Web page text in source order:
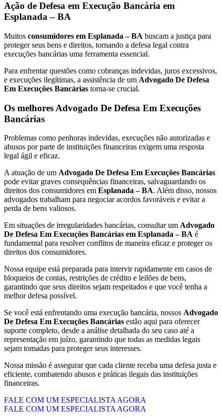
Ação de Defesa em Execução Bancária em
Esplanada – BA
Muitos consumidores em Esplanada – BA buscam a justiça para
proteger seus bens e direitos, tornando a defesa legal contra
execuções bancárias uma ferramenta essencial.
Para enfrentar questões como cobranças indevidas, juros excessivos,
e execuções ilegítimas, a assistência de um Advogado De Defesa
Em Execuções Bancárias torna-se crucial.
Os melhores Advogado De Defesa Em Execuções
Bancárias
Problemas como penhoras indevidas, execuções não autorizadas e
abusos por parte de instituições financeiras exigem uma resposta
legal ágil e eficaz.
A atuação de um Advogado De Defesa Em Execuções Bancárias
pode evitar graves consequências financeiras, salvaguardando os
direitos dos consumidores em Esplanada – BA. Além disso, nossos
advogados trabalham para negociar acordos favoráveis e evitar a
perda de bens valiosos.
Em situações de irregularidades bancárias, consultar um Advogado
De Defesa Em Execuções Bancárias em Esplanada – BA é
fundamental para resolver conflitos de maneira eficaz e proteger os
direitos dos consumidores.
Nossa equipe está preparada para intervir rapidamente em casos de
bloqueios de contas, restrições de crédito e leilões de bens,
garantindo que seus direitos sejam respeitados e que você tenha a
melhor defesa possível.
Se você está enfrentando uma execução bancária, nossos Advogado
De Defesa Em Execuções Bancárias estão aqui para oferecer
suporte completo, desde a análise detalhada do seu caso até a
representação em juízo, garantindo que todas as medidas legais
sejam tomadas para proteger seus interesses.
Nossa missão é assegurar que cada cliente receba uma defesa justa e
eficiente, combatendo abusos e práticas ilegais das instituições
financeiras.
FALE COM UM ESPECIALISTA AGORA
FALE COM UM ESPECIALISTA AGORA